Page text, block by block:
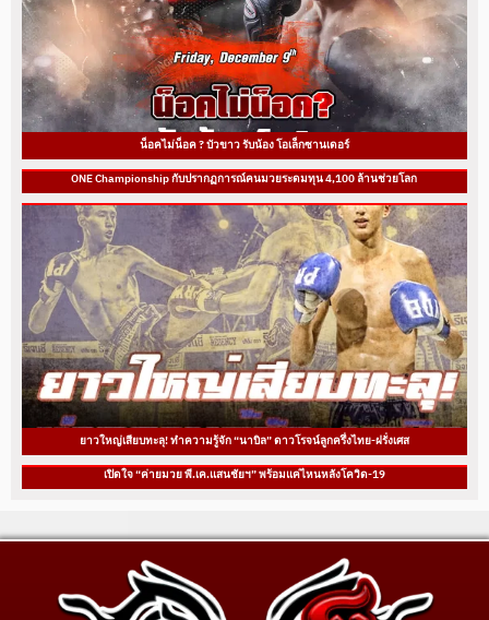
น็อคไม่น็อค ? บัวขาว รับน้อง โอเล็กซานเดอร์
ONE Championship กับปรากฏการณ์คนมวยระดมทุน 4,100 ล้านช่วยโลก
ยาวใหญ่เสียบทะลุ! ทำความรู้จัก “นาบิล” ดาวโรจน์ลูกครึ่งไทย-ฝรั่งเศส
เปิดใจ “ค่ายมวย พี.เค.แสนชัยฯ” พร้อมแค่ไหนหลังโควิด-19